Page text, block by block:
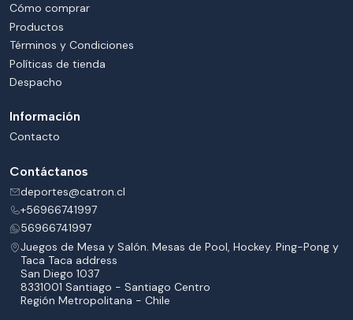
Cómo comprar
Productos
Términos y Condiciones
Políticas de tienda
Despacho
Información
Contacto
Contáctanos
deportes@catron.cl
+56966741997
56966741997
Juegos de Mesa y Salón. Mesas de Pool, Hockey. Ping-Pong y
Taca Taca address
San Diego 1037
8331001 Santiago - Santiago Centro
Región Metropolitana - Chile